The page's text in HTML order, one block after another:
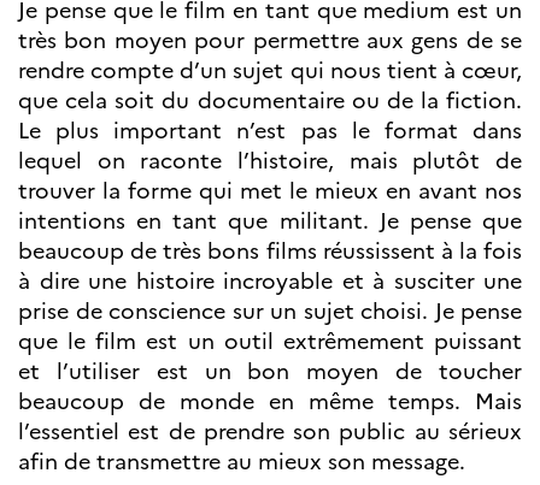
Je pense que le film en tant que medium est un
très bon moyen pour permettre aux gens de se
rendre compte d’un sujet qui nous tient à cœur,
que cela soit du documentaire ou de la fiction.
Le plus important n’est pas le format dans
lequel on raconte l’histoire, mais plutôt de
trouver la forme qui met le mieux en avant nos
intentions en tant que militant. Je pense que
beaucoup de très bons films réussissent à la fois
à dire une histoire incroyable et à susciter une
prise de conscience sur un sujet choisi. Je pense
que le film est un outil extrêmement puissant
et l’utiliser est un bon moyen de toucher
beaucoup de monde en même temps. Mais
l’essentiel est de prendre son public au sérieux
afin de transmettre au mieux son message.